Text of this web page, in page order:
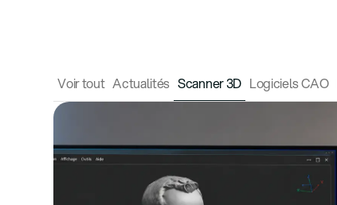
Voir tout Actualités Scanner 3D Logiciels CAO